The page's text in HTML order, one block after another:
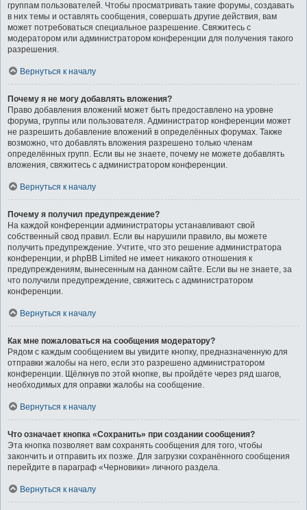
группам пользователей. Чтобы просматривать такие форумы, создавать
в них темы и оставлять сообщения, совершать другие действия, вам
может потребоваться специальное разрешение. Свяжитесь с
модератором или администратором конференции для получения такого
разрешения.
Вернуться к началу
Почему я не могу добавлять вложения?
Право добавления вложений может быть предоставлено на уровне
форума, группы или пользователя. Администратор конференции может
не разрешить добавление вложений в определённых форумах. Также
возможно, что добавлять вложения разрешено только членам
определённых групп. Если вы не знаете, почему не можете добавлять
вложения, свяжитесь с администратором конференции.
Вернуться к началу
Почему я получил предупреждение?
На каждой конференции администраторы устанавливают свой
собственный свод правил. Если вы нарушили правило, вы можете
получить предупреждение. Учтите, что это решение администратора
конференции, и phpBB Limited не имеет никакого отношения к
предупреждениям, вынесенным на данном сайте. Если вы не знаете, за
что получили предупреждение, свяжитесь с администратором
конференции.
Вернуться к началу
Как мне пожаловаться на сообщения модератору?
Рядом с каждым сообщением вы увидите кнопку, предназначенную для
отправки жалобы на него, если это разрешено администратором
конференции. Щёлкнув по этой кнопке, вы пройдёте через ряд шагов,
необходимых для оправки жалобы на сообщение.
Вернуться к началу
Что означает кнопка «Сохранить» при создании сообщения?
Эта кнопка позволяет вам сохранять сообщения для того, чтобы
закончить и отправить их позже. Для загрузки сохранённого сообщения
перейдите в параграф «Черновики» личного раздела.
Вернуться к началу